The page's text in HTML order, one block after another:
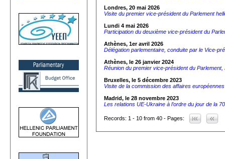
Londres, 20 mai 2026
Visite du premier vice-président du Parlement
Lundi 4 mai 2026
Participation du deuxième vice-président du
Athènes, 1er avril 2026
Délégation parlementaire, conduite par le Vice-
Athènes, le 26 janvier 2024
Réunion du premier vice-président du
Bruxelles, le 5 décembre 2023
Visite de la commission des affaires
Madrid, le 28 novembre 2023
Les relations UE-Ukraine à l’ordre du jour de la
Records: 1 - 10 from 40 - Pages: